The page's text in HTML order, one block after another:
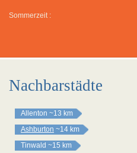
Sommerzeit :
Nachbarstädte
Allenton ~13 km
Ashburton ~14 km
Tinwald ~15 km